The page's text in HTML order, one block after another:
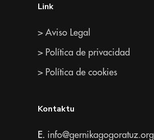
Link
> Aviso Legal
> Política de privacidad
> Política de cookies
Kontaktu
E. info@gernikagogoratuz.org